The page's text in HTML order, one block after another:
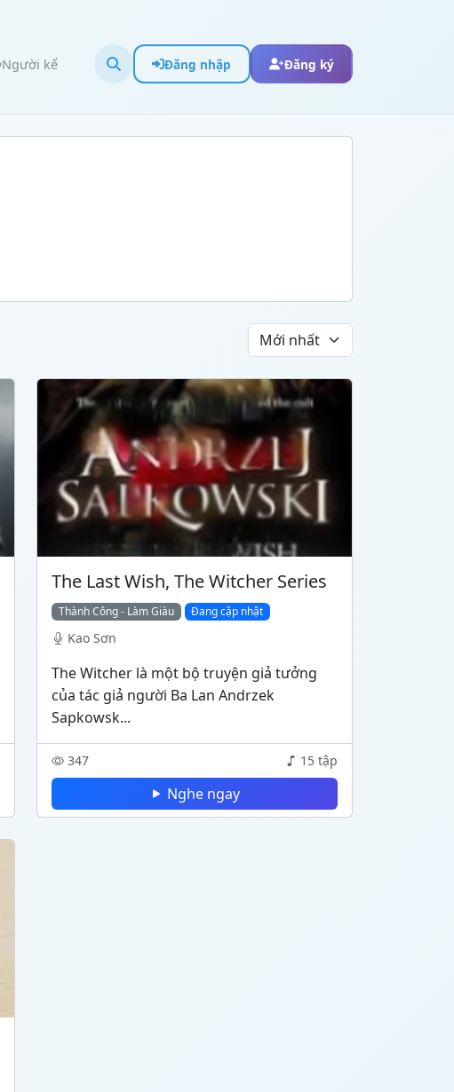
Người kể Đăng nhập Đăng ký
The Last Wish, The Witcher Series
Thành Công - Làm Giàu Đang cập nhật
Kao Sơn
The Witcher là một bộ truyện giả tưởng
của tác giả người Ba Lan Andrzek
Sapkowsk...
347 15 tập
Nghe ngay